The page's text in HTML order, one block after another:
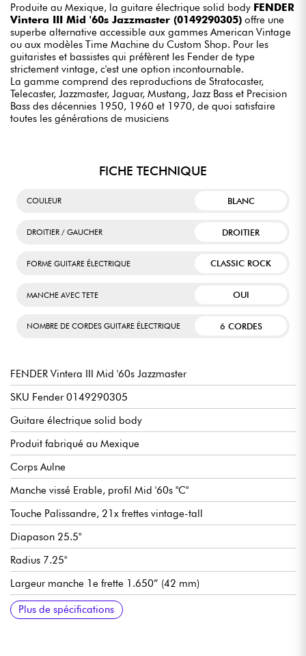
Produite au Mexique, la guitare électrique solid body FENDER
Vintera III Mid '60s Jazzmaster (0149290305) offre une
superbe alternative accessible aux gammes American Vintage
ou aux modèles Time Machine du Custom Shop. Pour les
guitaristes et bassistes qui préfèrent les Fender de type
strictement vintage, c'est une option incontournable.
La gamme comprend des reproductions de Stratocaster,
Telecaster, Jazzmaster, Jaguar, Mustang, Jazz Bass et Precision
Bass des décennies 1950, 1960 et 1970, de quoi satisfaire
toutes les générations de musiciens
FICHE TECHNIQUE
COULEUR BLANC
DROITIER / GAUCHER DROITIER
FORME GUITARE ÉLECTRIQUE CLASSIC ROCK
MANCHE AVEC TETE OUI
NOMBRE DE CORDES GUITARE ÉLECTRIQUE 6 CORDES
FENDER Vintera III Mid '60s Jazzmaster
SKU Fender 0149290305
Guitare électrique solid body
Produit fabriqué au Mexique
Corps Aulne
Manche vissé Erable, profil Mid '60s "C"
Touche Palissandre, 21x frettes vintage-tall
Diapason 25.5"
Radius 7.25"
Largeur manche 1e frette 1.650” (42 mm)
Largeur manche fin de touche 2.200” (55,88 mm)
Micros simple-bobinage Fender Vintage-Style Mid '60s Single-
Coil Jazzmaster
Lead Circuit Slide Switch Down (Master Volume, Master Tone,
3-Position Toggle)
Rhythm Circuit Controls Slide Switch Up (2x Thumbwheel for
Neck Pickup Volume and Tone)
Sélecteur Slide On/Off pour activation circuits Lead et Rhythm
Chevalet Fender 6-Saddle Vintage-Style Adjustable with
“Floating” Tremolo Tailpiece
Vibrato Fender Vintage-Style Floating Tremolo with Tremolo
Lock Button and Push-In Tremolo Arm
Mécaniques Fender Vintage-Style
Finition brillant
Vendue avec housse Fender Deluxe Gig Bag
Plus de spécifications